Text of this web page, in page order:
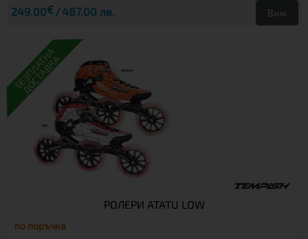
249.00€ 487.00 лв. Виж
БЕЗПЛАТНА
ДОСТАВКА
РОЛЕРИ ATATU LOW
по поръчка